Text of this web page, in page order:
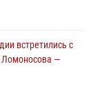
встретились с
Ломоносова —